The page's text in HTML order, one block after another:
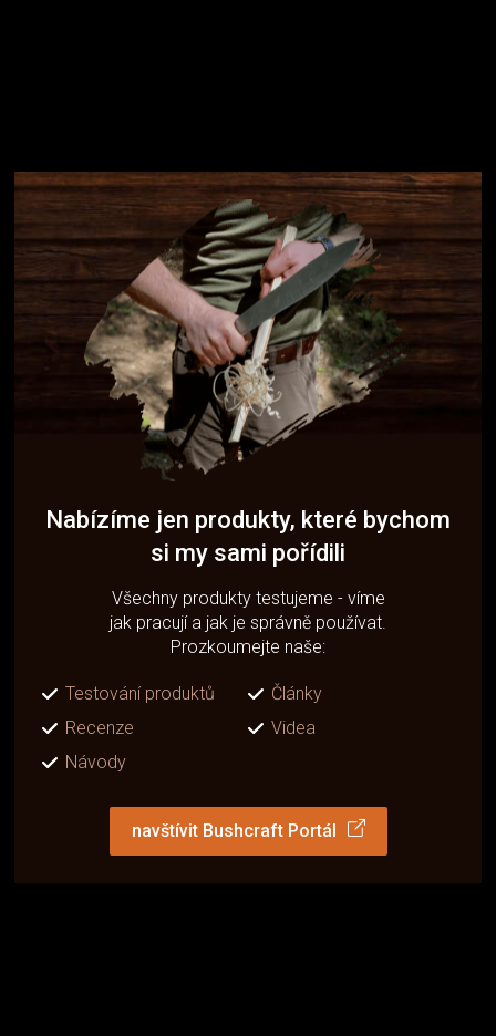
Nabízíme jen produkty, které bychom
si my sami pořídili
Všechny produkty testujeme - víme
jak pracují a jak je správně používat.
Prozkoumejte naše:
Testování produktů
Články
Recenze
Videa
Návody
navštívit Bushcraft Portál